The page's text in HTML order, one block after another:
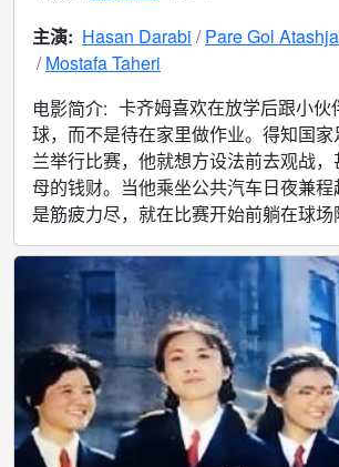
主演: Hasan Darabi
Pare Gol
Mostafa Taheri
电影简介: 卡齐姆喜欢在放学后跟小伙
球，而不是待在家里做作业。得知国
兰举行比赛，他就想方设法前去观战
母的钱财。当他乘坐公共汽车日夜兼
是筋疲力尽，就在比赛开始前躺在球场